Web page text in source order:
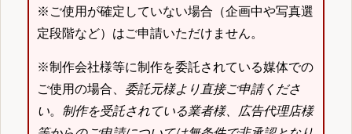
※ご使用が確定していない場合（企画中や写真選
定段階など）はご申請いただけません。
※制作会社様等に制作を委託されている媒体での
ご使用の場合、 委託元様より直接ご申請くださ
い。 制作を受託されている業者様、広告代理店様